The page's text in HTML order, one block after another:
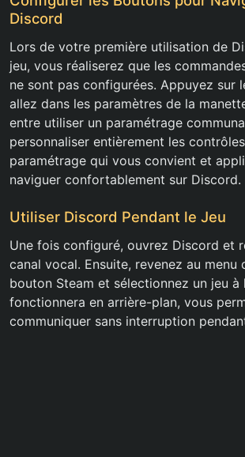
Discord
Lors de votre première utilisation de
jeu, vous réaliserez que les
ne sont pas configurées. Appuyez sur
allez dans les paramètres de la
entre utiliser un paramétrage
personnaliser entièrement les
paramétrage qui vous convient et
naviguer confortablement sur Discord.
Utiliser Discord Pendant le Jeu
Une fois configuré, ouvrez Discord et
canal vocal. Ensuite, revenez au menu
bouton Steam et sélectionnez un jeu à
fonctionnera en arrière-plan, vous
communiquer sans interruption